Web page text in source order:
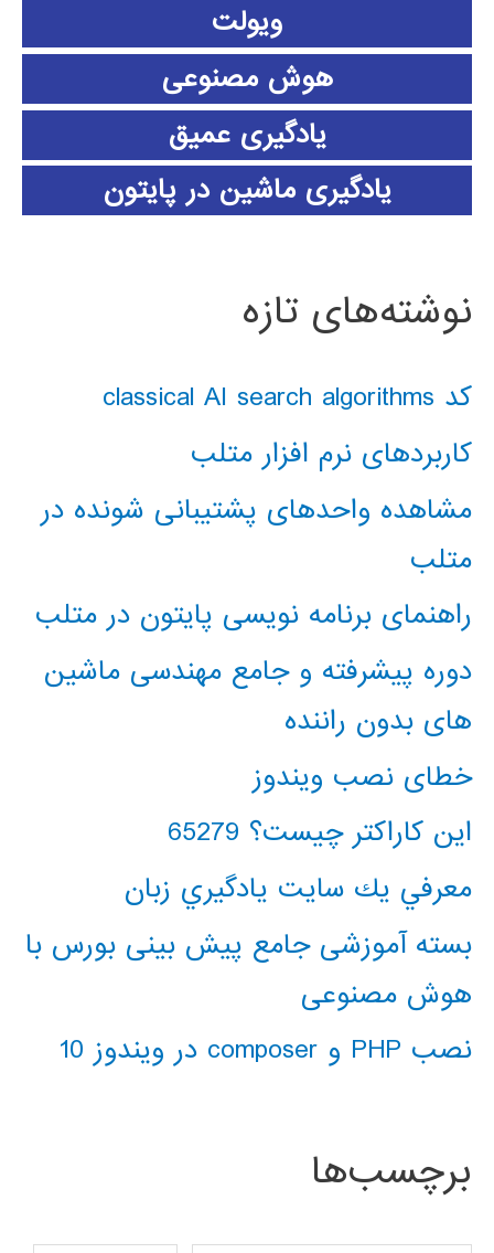
ویولت
هوش مصنوعی
یادگیری عمیق
یادگیری ماشین در پایتون
نوشته‌های تازه
کد classical AI search algorithms
کاربردهای نرم افزار متلب
مشاهده واحدهای پشتیبانی شونده در
متلب
راهنمای برنامه نویسی پایتون در متلب
دوره پیشرفته و جامع مهندسی ماشین
های بدون راننده
خطای نصب ویندوز
این کاراکتر چیست؟ 65279
معرفي يك سايت يادگيري زبان
بسته آموزشی جامع پیش بینی بورس با
هوش مصنوعی
نصب PHP و composer در ویندوز 10
برچسب‌ها